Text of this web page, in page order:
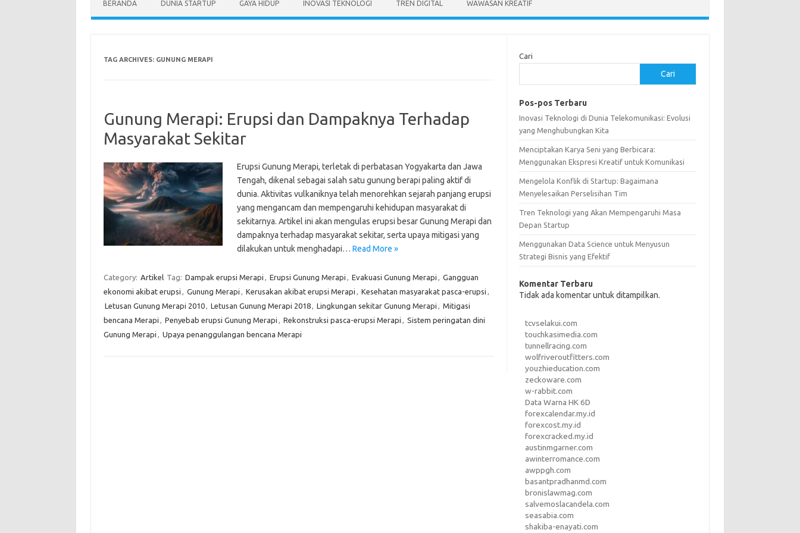
BERANDA DUNIA STARTUP GAYA HIDUP INOVASI TEKNOLOGI TREN DIGITAL WAWASAN KREATIF
TAG ARCHIVES: GUNUNG MERAPI
Gunung Merapi: Erupsi dan Dampaknya Terhadap
Masyarakat Sekitar
Erupsi Gunung Merapi, terletak di perbatasan Yogyakarta dan Jawa
Tengah, dikenal sebagai salah satu gunung berapi paling aktif di
dunia. Aktivitas vulkaniknya telah menorehkan sejarah panjang erupsi
yang mengancam dan mempengaruhi kehidupan masyarakat di
sekitarnya. Artikel ini akan mengulas erupsi besar Gunung Merapi dan
dampaknya terhadap masyarakat sekitar, serta upaya mitigasi yang
dilakukan untuk menghadapi… Read More »
Category: Artikel Tag: Dampak erupsi Merapi , Erupsi Gunung Merapi , Evakuasi Gunung Merapi , Gangguan
ekonomi akibat erupsi , Gunung Merapi , Kerusakan akibat erupsi Merapi , Kesehatan masyarakat pasca-erupsi ,
Letusan Gunung Merapi 2010, Letusan Gunung Merapi 2018, Lingkungan sekitar Gunung Merapi , Mitigasi
bencana Merapi , Penyebab erupsi Gunung Merapi , Rekonstruksi pasca-erupsi Merapi , Sistem peringatan dini
Gunung Merapi , Upaya penanggulangan bencana Merapi
Cari
Cari
Pos-pos Terbaru
Inovasi Teknologi di Dunia Telekomunikasi: Evolusi
yang Menghubungkan Kita
Menciptakan Karya Seni yang Berbicara:
Menggunakan Ekspresi Kreatif untuk Komunikasi
Mengelola Konflik di Startup: Bagaimana
Menyelesaikan Perselisihan Tim
Tren Teknologi yang Akan Mempengaruhi Masa
Depan Startup
Menggunakan Data Science untuk Menyusun
Strategi Bisnis yang Efektif
Komentar Terbaru
Tidak ada komentar untuk ditampilkan.
tcvselakui.com
touchkasimedia.com
tunnellracing.com
wolfriveroutfitters.com
youzhieducation.com
zeckoware.com
w-rabbit.com
Data Warna HK 6D
forexcalendar.my.id
forexcost.my.id
forexcracked.my.id
austinmgarner.com
awinterromance.com
awppgh.com
basantpradhanmd.com
bronislawmag.com
salvemoslacandela.com
seasabia.com
shakiba-enayati.com